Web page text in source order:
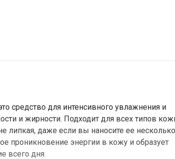
средство для интенсивного увлажнения и
и жирности. Подходит для всех типов
липкая, даже если вы наносите ее
проникновение энергии в кожу и образует
всего дня.